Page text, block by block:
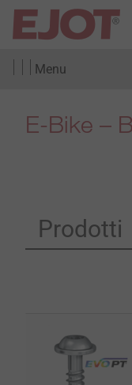
Menu
E-Bike –
Prodotti